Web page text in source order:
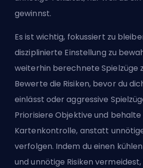
gewinnst.
Es ist wichtig, fokussiert zu
disziplinierte Einstellung zu
weiterhin berechnete Spielzüge
Bewerte die Risiken, bevor du
einlässt oder aggressive
Priorisiere Objektive und behalte
Kartenkontrolle, anstatt
verfolgen. Indem du einen
und unnötige Risiken